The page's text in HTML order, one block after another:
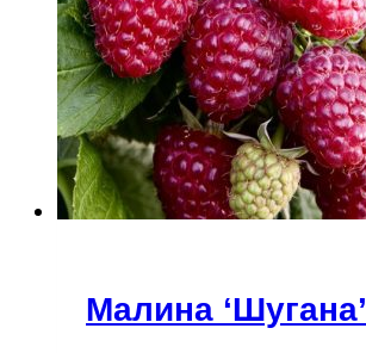
Малина ‘Шугана’